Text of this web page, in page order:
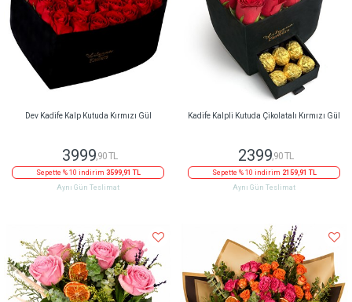
Dev Kadife Kalp Kutuda Kırmızı Gül
3999,90 TL
Sepette % 10 indirim 3599,91 TL
Aynı Gün Teslimat
Kadife Kalpli Kutuda Çikolatalı Kırmızı Gül
2399,90 TL
Sepette % 10 indirim 2159,91 TL
Aynı Gün Teslimat